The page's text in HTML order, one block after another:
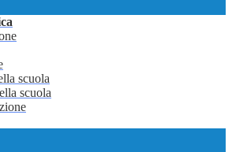
scuola
scuola